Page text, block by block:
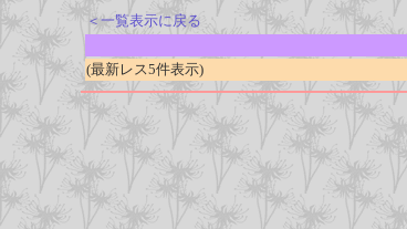
＜一覧表示に戻る
(最新レス5件表示)